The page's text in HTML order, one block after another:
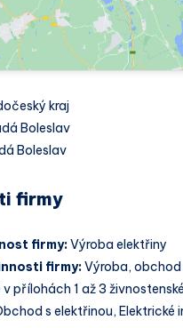
kraj
Boleslav
Boleslav
firmy
firmy:Výroba elektřiny
firmy:Výroba, obchod
v přílohách 1 až 3
s elektřinou, Elektrické